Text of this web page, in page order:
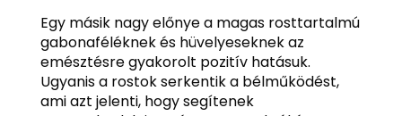
Egy másik nagy előnye a magas rosttartalmú
gabonaféléknek és hüvelyeseknek az
emésztésre gyakorolt pozitív hatásuk.
Ugyanis a rostok serkentik a bélműködést,
ami azt jelenti, hogy segítenek